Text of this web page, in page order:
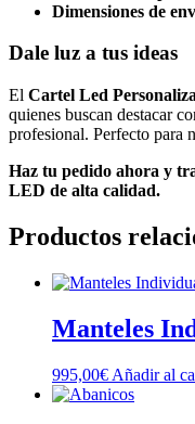
Dimensiones de
Dale luz a tus ideas
El Cartel Led
quienes buscan destacar
profesional. Perfecto para
Haz tu pedido ahora y
LED de alta calidad.
Productos
Manteles
995,00€ Añadir al